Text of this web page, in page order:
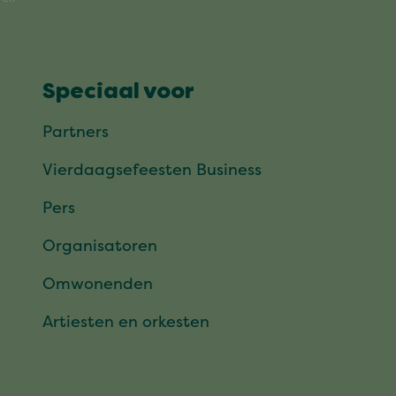
Speciaal voor
Partners
Vierdaagsefeesten Business
Pers
Organisatoren
Omwonenden
Artiesten en orkesten